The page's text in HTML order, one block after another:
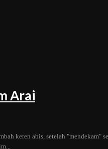
Arai
keren abis, setelah "mendekam"